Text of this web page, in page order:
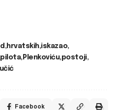
hrvatskih iskazao
pilota Plenkoviću postoji
Facebook